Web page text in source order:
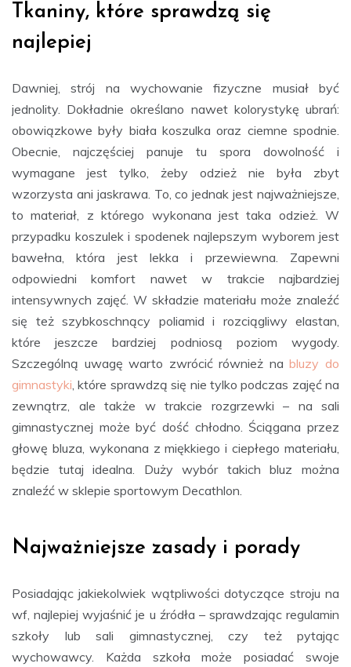
Tkaniny, które sprawdzą się
najlepiej
Dawniej, strój na wychowanie fizyczne musiał być
jednolity. Dokładnie określano nawet kolorystykę ubrań:
obowiązkowe były biała koszulka oraz ciemne spodnie.
Obecnie, najczęściej panuje tu spora dowolność i
wymagane jest tylko, żeby odzież nie była zbyt
wzorzysta ani jaskrawa. To, co jednak jest najważniejsze,
to materiał, z którego wykonana jest taka odzież. W
przypadku koszulek i spodenek najlepszym wyborem jest
bawełna, która jest lekka i przewiewna. Zapewni
odpowiedni komfort nawet w trakcie najbardziej
intensywnych zajęć. W składzie materiału może znaleźć
się też szybkoschnący poliamid i rozciągliwy elastan,
które jeszcze bardziej podniosą poziom wygody.
Szczególną uwagę warto zwrócić również nabluzy do
gimnastyki , które sprawdzą się nie tylko podczas zajęć na
zewnątrz, ale także w trakcie rozgrzewki – na sali
gimnastycznej może być dość chłodno. Ściągana przez
głowę bluza, wykonana z miękkiego i ciepłego materiału,
będzie tutaj idealna. Duży wybór takich bluz można
znaleźć w sklepie sportowym Decathlon.
Najważniejsze zasady i porady
Posiadając jakiekolwiek wątpliwości dotyczące stroju na
wf, najlepiej wyjaśnić je u źródła – sprawdzając regulamin
szkoły lub sali gimnastycznej, czy też pytając
wychowawcy. Każda szkoła może posiadać swoje